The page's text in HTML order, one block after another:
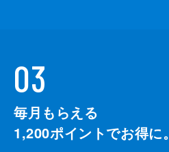
03
毎月もらえる
1,200ポイントでお得に。